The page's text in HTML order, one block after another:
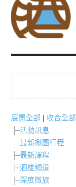
展開全部 | 收合全部
活動訊息
最新揪團行程
最新課程
酒雄頻道
深度微旅